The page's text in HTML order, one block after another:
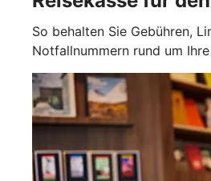
So behalten Sie Gebühren,
Notfallnummern rund um